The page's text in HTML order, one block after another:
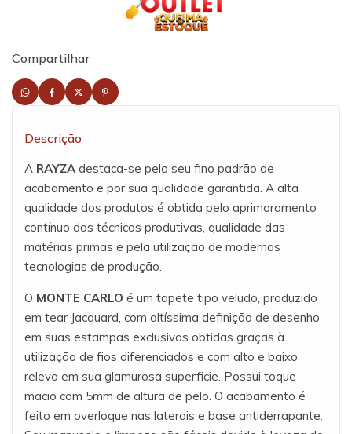
Compartilhar
Descrição
A RAYZA destaca-se pelo seu fino padrão de
acabamento e por sua qualidade garantida. A alta
qualidade dos produtos é obtida pelo aprimoramento
contínuo das técnicas produtivas, qualidade das
matérias primas e pela utilização de modernas
tecnologias de produção.
O MONTE CARLO é um tapete tipo veludo, produzido
em tear Jacquard, com altíssima definição de desenho
em suas estampas exclusivas obtidas graças à
utilização de fios diferenciados e com alto e baixo
relevo em sua glamurosa superficie. Possui toque
macio com 5mm de altura de pelo. O acabamento é
feito em overloque nas laterais e base antiderrapante.